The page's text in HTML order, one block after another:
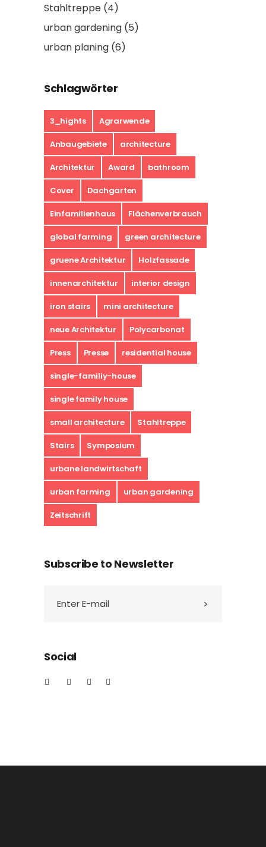
Stahltreppe (4)
urban gardening (5)
urban planing (6)
Schlagwörter
3_hights Agrarwende
Anbaugebiete architecture
Architektur Award bathroom
Cover Dachgarten
Einfamilienhaus Flächenverbrauch
global farming green architecture
gruene Architektur Holzfassade
innenarchitektur interior design
iron stairs mini architecture
neue Architektur Polycarbonat
Press Presse residential house
single-familiy-house
single family house
small architecture Stahltreppe
Stairs Symposium
urbane landwirtschaft
urban farming urban gardening
Zeitschrift
Subscribe to Newsletter
Social